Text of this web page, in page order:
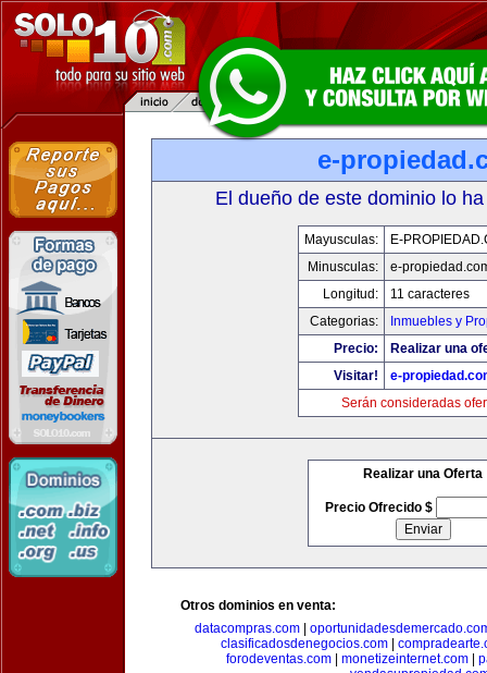
e-
El dueño de este dominio lo
Mayusculas:
E-
Minusculas:
e-
Longitud:
11 caracteres
Categorias:
Inmuebles y
Precio:
Realizar una
Visitar!
e-
Serán consideradas
Realizar una Oferta
Precio Ofrecido $
Otros dominios en venta:
datacompras.com
clasificadosdenegocios.com|
forodeventas.com| monetizeinternet.com|